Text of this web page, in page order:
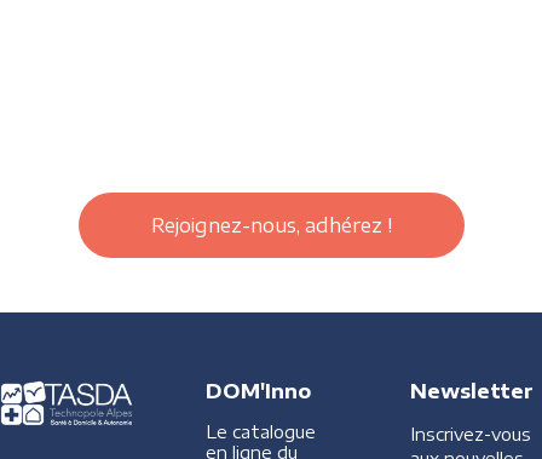
Rejoignez-nous, adhérez !
DOM'Inno
Le catalogue
en ligne du
Newsletter
Inscrivez-vous